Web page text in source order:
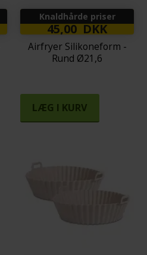
Knaldhårde priser
45,00 DKK
Airfryer Silikoneform -
Rund Ø21,6
LÆG I KURV